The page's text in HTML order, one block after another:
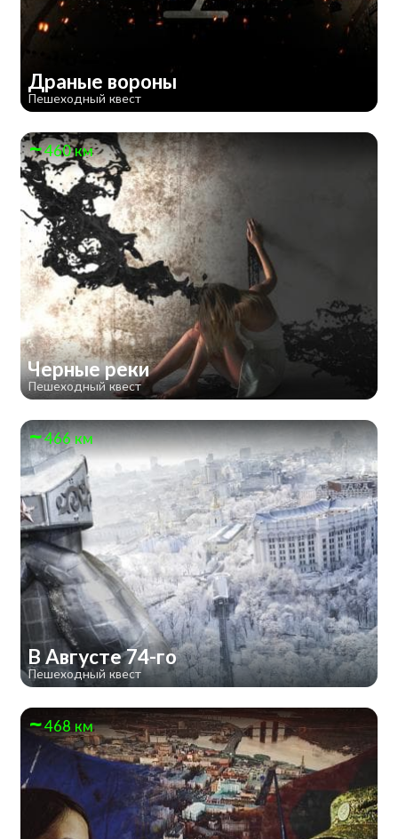
Драные вороны
Пешеходный квест
460 км
Черные реки
Пешеходный квест
466 км
В Августе 74-го
Пешеходный квест
468 км